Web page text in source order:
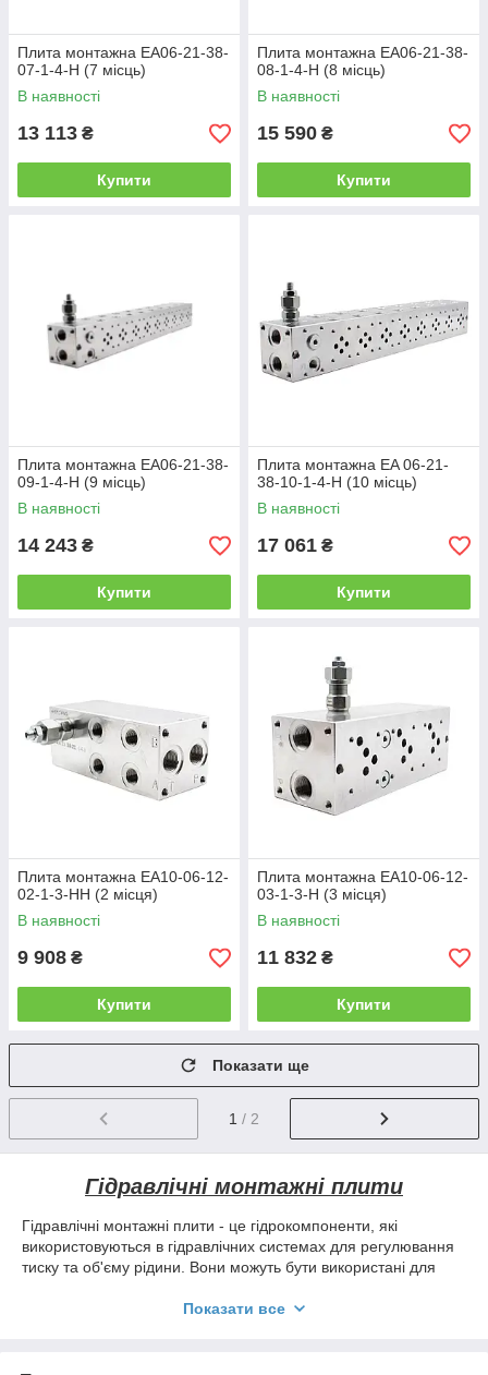
Плита монтажна EA06-21-38-
07-1-4-H (7 місць)
В наявності
13 113 ₴
Купити
Плита монтажна EA06-21-38-
08-1-4-H (8 місць)
В наявності
15 590 ₴
Купити
Плита монтажна EA06-21-38-
09-1-4-H (9 місць)
В наявності
14 243 ₴
Купити
Плита монтажна EA 06-21-
38-10-1-4-H (10 місць)
В наявності
17 061 ₴
Купити
Плита монтажна EA10-06-12-
02-1-3-HH (2 місця)
В наявності
9 908 ₴
Купити
Плита монтажна EA10-06-12-
03-1-3-H (3 місця)
В наявності
11 832 ₴
Купити
Показати ще
1 / 2
Гідравлічні монтажні плити
Гідравлічні монтажні плити - це гідрокомпоненти, які
використовуються в гідравлічних системах для регулювання
тиску та об'єму рідини. Вони можуть бути використані для
рідини між різними гідравлічними каналами. Гідравлічні плити
промисловості, сільському господарстві та в інших галузях, де
Показати все